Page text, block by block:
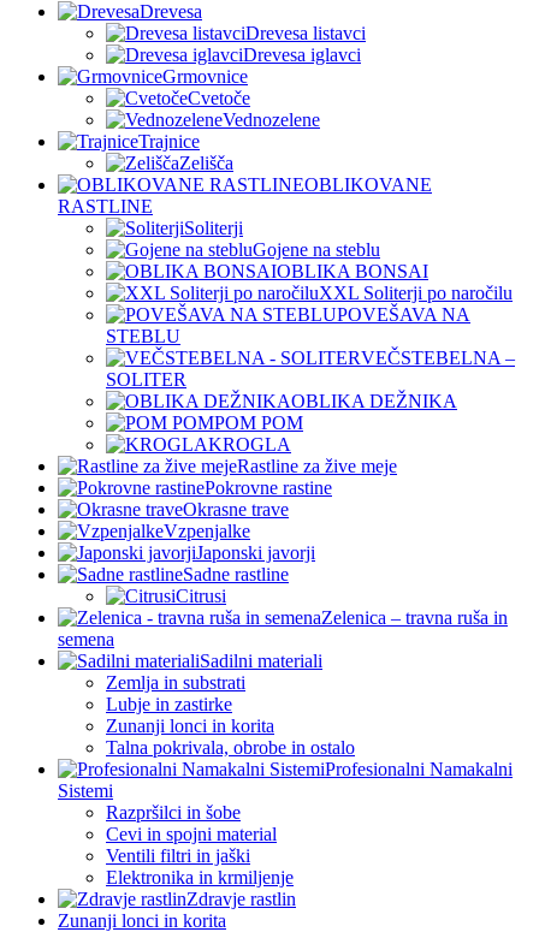
Drevesa
Drevesa listavci
Drevesa iglavci
Grmovnice
Cvetoče
Vednozelene
Trajnice
Zelišča
OBLIKOVANE
RASTLINE
Soliterji
Gojene na steblu
OBLIKA BONSAI
XXL Soliterji po naročilu
POVEŠAVA NA
STEBLU
VEČSTEBELNA –
SOLITER
OBLIKA DEŽNIKA
POM POM
KROGLA
Rastline za žive meje
Pokrovne rastine
Okrasne trave
Vzpenjalke
Japonski javorji
Sadne rastline
Citrusi
Zelenica – travna ruša in
semena
Sadilni materiali
Zemlja in substrati
Lubje in zastirke
Zunanji lonci in korita
Talna pokrivala, obrobe in ostalo
Profesionalni Namakalni
Sistemi
Razpršilci in šobe
Cevi in spojni material
Ventili filtri in jaški
Elektronika in krmiljenje
Zdravje rastlin
Zunanji lonci in korita